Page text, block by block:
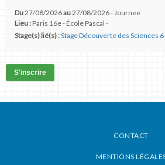
Du27/08/2026au27/08/2026 - Journee
Lieu :Paris 16e - École Pascal -
Stage(s) lié(s) :Stage Découverte des Sciences
S'inscrire
CONTACT
MENTIONS